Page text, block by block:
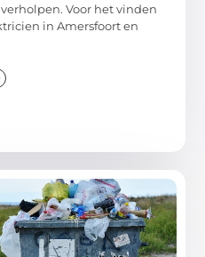
Voor het vinden
in Amersfoort en